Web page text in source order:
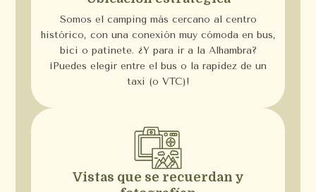
Somos el camping más cercano al centro
histórico, con una conexión muy cómoda en bus,
bici o patinete. ¿Y para ir a la Alhambra?
¡Puedes elegir entre el bus o la rapidez de un
taxi (o VTC)!
Vistas que se recuerdan y